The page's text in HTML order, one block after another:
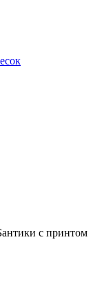
с принтом